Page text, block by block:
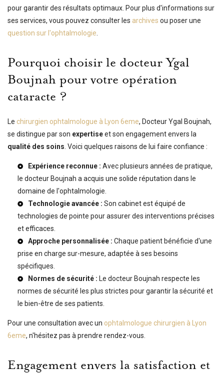
pour garantir des résultats optimaux. Pour plus d'informations sur
ses services, vous pouvez consulter les archives ou poser une
question sur l'ophtalmologie
Pourquoi choisir le docteur Ygal
Boujnah pour votre opération
cataracte ?
Le chirurgien ophtalmologue à Lyon 6eme, Docteur Ygal Boujnah,
se distingue par son expertiseet son engagement envers la
qualité des soins . Voici quelques raisons de lui faire confiance :
Expérience reconnue : Avec plusieurs années de pratique,
le docteur Boujnah a acquis une solide réputation dans le
domaine de l'ophtalmologie.
Technologie avancée : Son cabinet est équipé de
technologies de pointe pour assurer des interventions précises
et efficaces.
Approche personnalisée : Chaque patient bénéficie d'une
prise en charge sur-mesure, adaptée à ses besoins
spécifiques.
Normes de sécurité : Le docteur Boujnah respecte les
normes de sécurité les plus strictes pour garantir la sécurité et
le bien-être de ses patients.
Pour une consultation avec un ophtalmologue chirurgien à Lyon
6eme, n'hésitez pas à prendre rendez-vous.
Engagement envers la satisfaction et